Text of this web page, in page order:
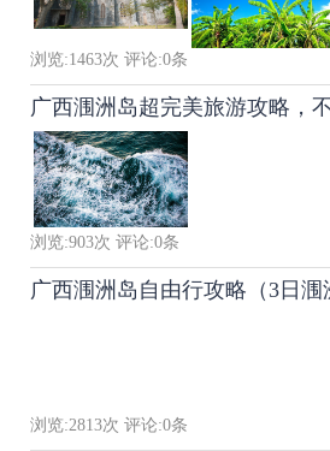
浏览:1463次 评论:0条
广西涠洲岛超完美旅游攻略，
浏览:903次 评论:0条
广西涠洲岛自由行攻略（3日涠
浏览:2813次 评论:0条